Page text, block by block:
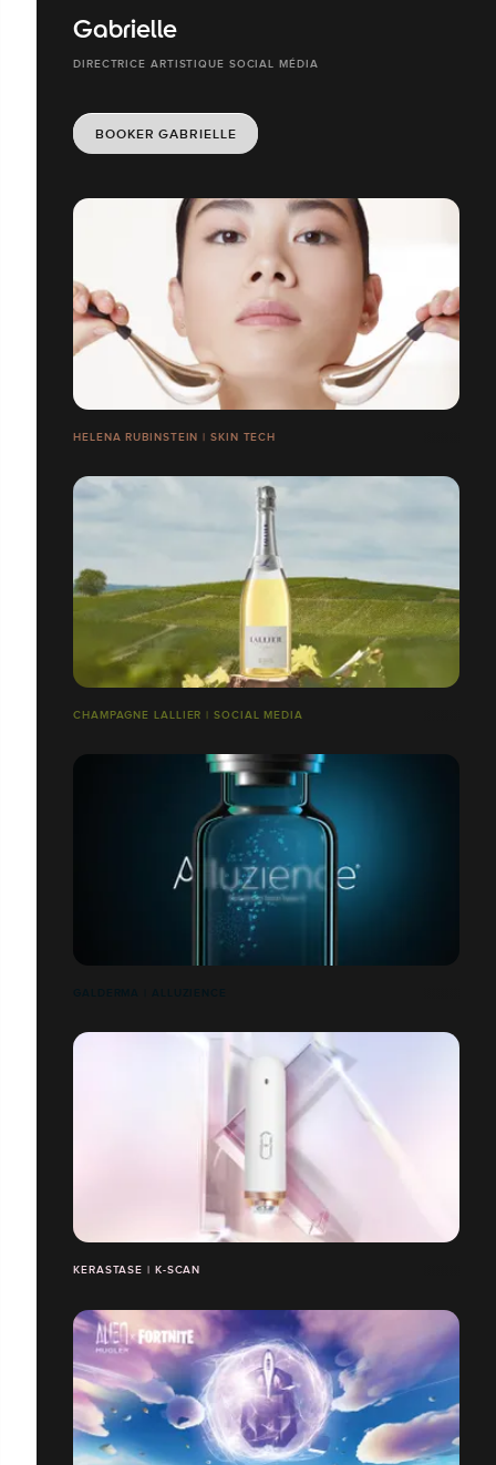
Gabrielle
DIRECTRICE ARTISTIQUE SOCIAL MÉDIA
BOOKER GABRIELLE
HELENA RUBINSTEIN | SKIN TECH
CHAMPAGNE LALLIER | SOCIAL MEDIA
KERASTASE | K-SCAN